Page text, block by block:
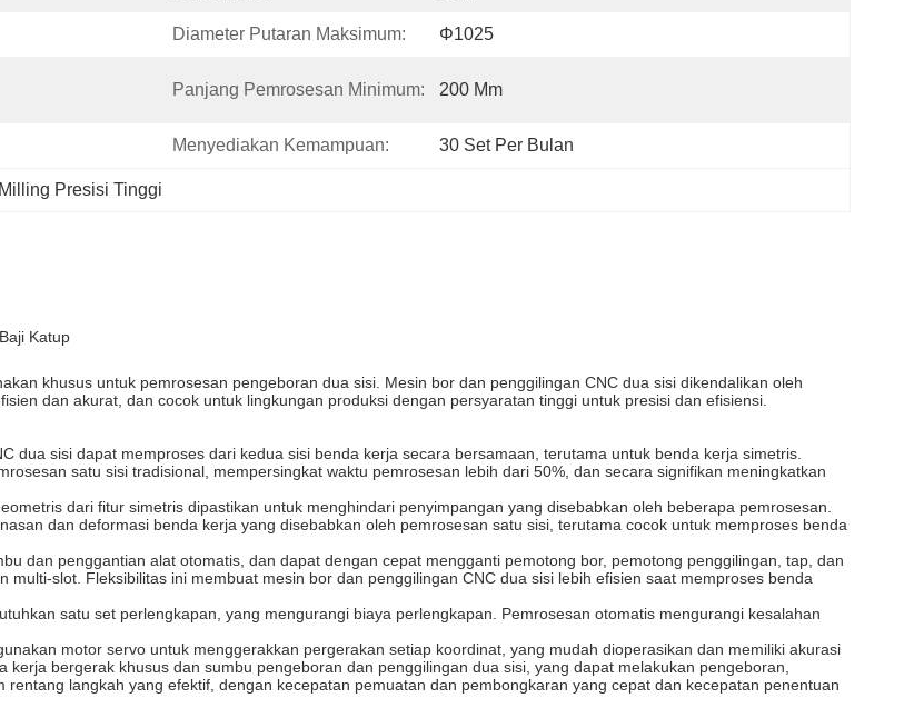
Diameter Putaran Maksimum: Φ1025
Panjang Pemrosesan Minimum: 200 Mm
Menyediakan Kemampuan: 30 Set Per Bulan
Presisi Tinggi
Katup
khusus untuk pemrosesan pengeboran dua sisi. Mesin bor dan penggilingan CNC dua sisi dikendalikan oleh
dan akurat, dan cocok untuk lingkungan produksi dengan persyaratan tinggi untuk presisi dan efisiensi.
dua sisi dapat memproses dari kedua sisi benda kerja secara bersamaan, terutama untuk benda kerja simetris.
satu sisi tradisional, mempersingkat waktu pemrosesan lebih dari 50%, dan secara signifikan meningkatkan
dari fitur simetris dipastikan untuk menghindari penyimpangan yang disebabkan oleh beberapa pemrosesan.
dan deformasi benda kerja yang disebabkan oleh pemrosesan satu sisi, terutama cocok untuk memproses benda
dan penggantian alat otomatis, dan dapat dengan cepat mengganti pemotong bor, pemotong penggilingan, tap, dan
slot. Fleksibilitas ini membuat mesin bor dan penggilingan CNC dua sisi lebih efisien saat memproses benda
satu set perlengkapan, yang mengurangi biaya perlengkapan. Pemrosesan otomatis mengurangi kesalahan
motor servo untuk menggerakkan pergerakan setiap koordinat, yang mudah dioperasikan dan memiliki akurasi
bergerak khusus dan sumbu pengeboran dan penggilingan dua sisi, yang dapat melakukan pengeboran,
langkah yang efektif, dengan kecepatan pemuatan dan pembongkaran yang cepat dan kecepatan penentuan